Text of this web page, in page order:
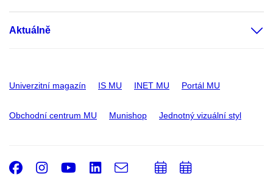
Aktuálně
Univerzitní magazín IS MU INET MU Portál MU
Obchodní centrum MU Munishop Jednotný vizuální styl
Facebook
Instagram
Youtube
LinkedIn
e-
PřidatPřidat